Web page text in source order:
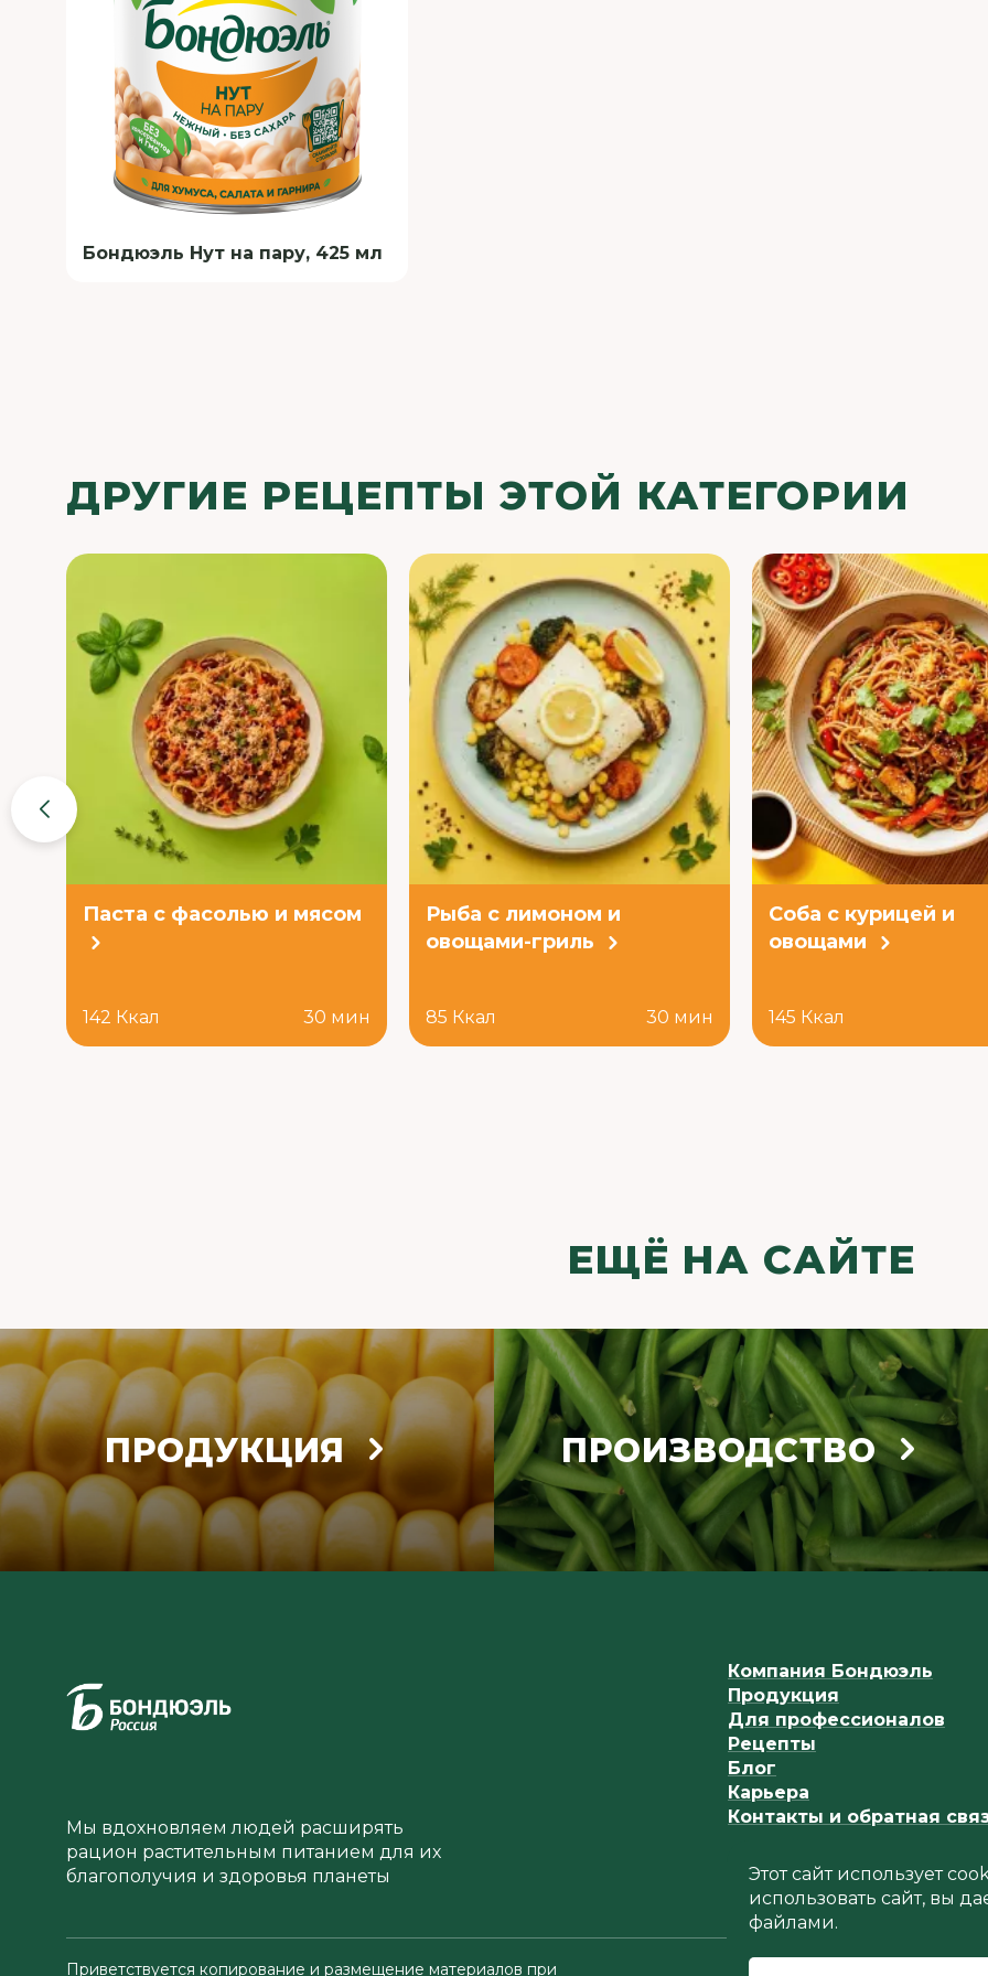
Бондюэль Нут на пару, 425 мл
ДРУГИЕ РЕЦЕПТЫ ЭТОЙ КАТЕГОРИИ
Паста с фасолью и мясом
142 Ккал 30 мин
Рыба с лимоном и
овощами-гриль
85 Ккал 30 мин
Соба с курицей и
овощами
145 Ккал
ЕЩЁ НА САЙТЕ
ПРОДУКЦИЯ ПРОИЗВОДСТВО
Мы вдохновляем людей расширять
рацион растительным питанием для их
благополучия и здоровья планеты
Компания Бондюэль
Продукция
Для профессионалов
Рецепты
Блог
Карьера
Контакты и обратная
Приветствуется копирование и размещение материалов при
Этот сайт использует
использовать сайт, вы
файлами.